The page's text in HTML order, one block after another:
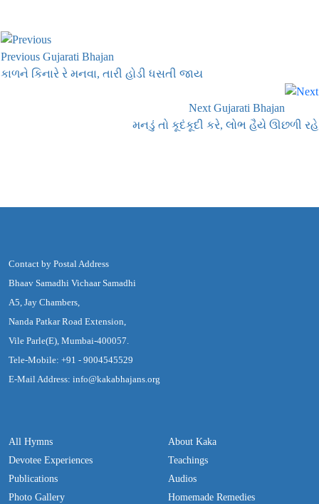
Previous Gujarati Bhajan
કાળને કિનારે રે મનવા, તારી હોડી ધસતી જાય
Next Gujarati Bhajan
મનડું તો કૂદંકૂદી કરે, લોભ હૈયે ઊછળી રહે
Contact by Postal Address
Bhaav Samadhi Vichaar Samadhi
A5, Jay Chambers,
Nanda Patkar Road Extension,
Vile Parle(E), Mumbai-400057.
Tele-Mobile: +91 - 9004545529
E-Mail Address: info@kakabhajans.org
All Hymns
Devotee Experiences
Publications
Photo Gallery
About Kaka
Teachings
Audios
Homemade Remedies